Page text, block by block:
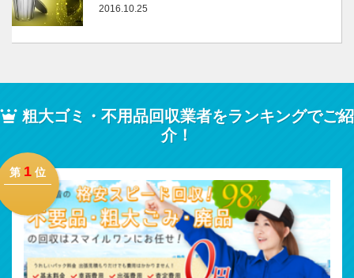
2016.10.25
粗大ゴミ・不用品回収業者をランキングでご紹
介！
第 1 位